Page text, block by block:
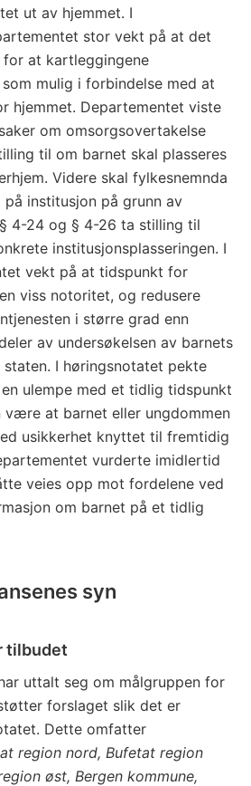
ut av hjemmet. I
stor vekt på at det
at kartleggingene
mulig i forbindelse med at
hjemmet. Departementet viste
om omsorgsovertakelse
til om barnet skal plasseres
Videre skal fylkesnemnda
på institusjon på grunn av
4-24 og § 4-26 ta stilling til
institusjonsplasseringen. I
vekt på at tidspunkt for
viss notoritet, og redusere
i større grad enn
av undersøkelsen av barnets
I høringsnotatet pekte
ulempe med et tidlig tidspunkt
at barnet eller ungdommen
usikkerhet knyttet til fremtidig
vurderte imidlertid
veies opp mot fordelene ved
om barnet på et tidlig
syn
tilbudet
uttalt seg om målgruppen for
forslaget slik det er
Dette omfatter
region nord, Bufetat region
øst, Bergen kommune,